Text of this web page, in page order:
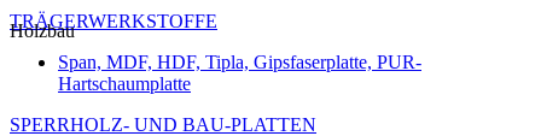
TRÄGERWERKSTOFFE
Span, MDF, HDF, Tipla, Gipsfaserplatte, PUR-
Hartschaumplatte
SPERRHOLZ- UND BAU-PLATTEN
Holzbau